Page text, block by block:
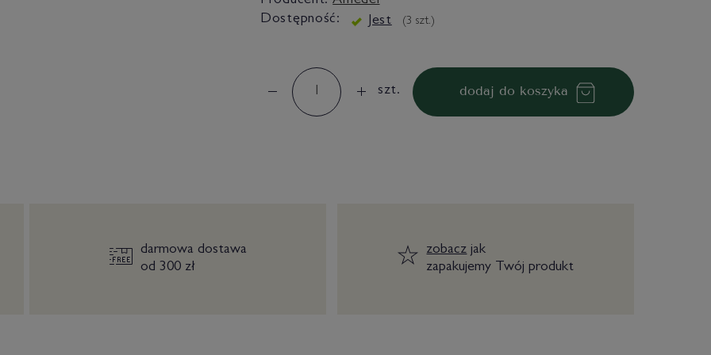
Dostępność:
Jest (3 szt.)
szt. dodaj do koszyka
darmowa dostawa
od 300 zł
zobaczjak
zapakujemy Twój produkt